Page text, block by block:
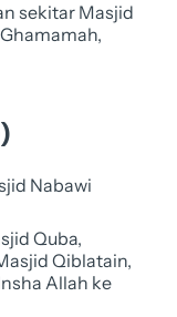
sekitar Masjid
Nabawi
Quba,
Qiblatain,
Allah ke